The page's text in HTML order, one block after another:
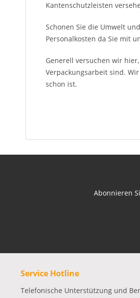
Kantenschutzleisten
Schonen Sie die Umwelt
Personalkosten da Sie mit
Generell versuchen wir
Verpackungsarbeit sind.
schon ist.
Abonnieren
Service Hotline
Telefonische Unterstützung und